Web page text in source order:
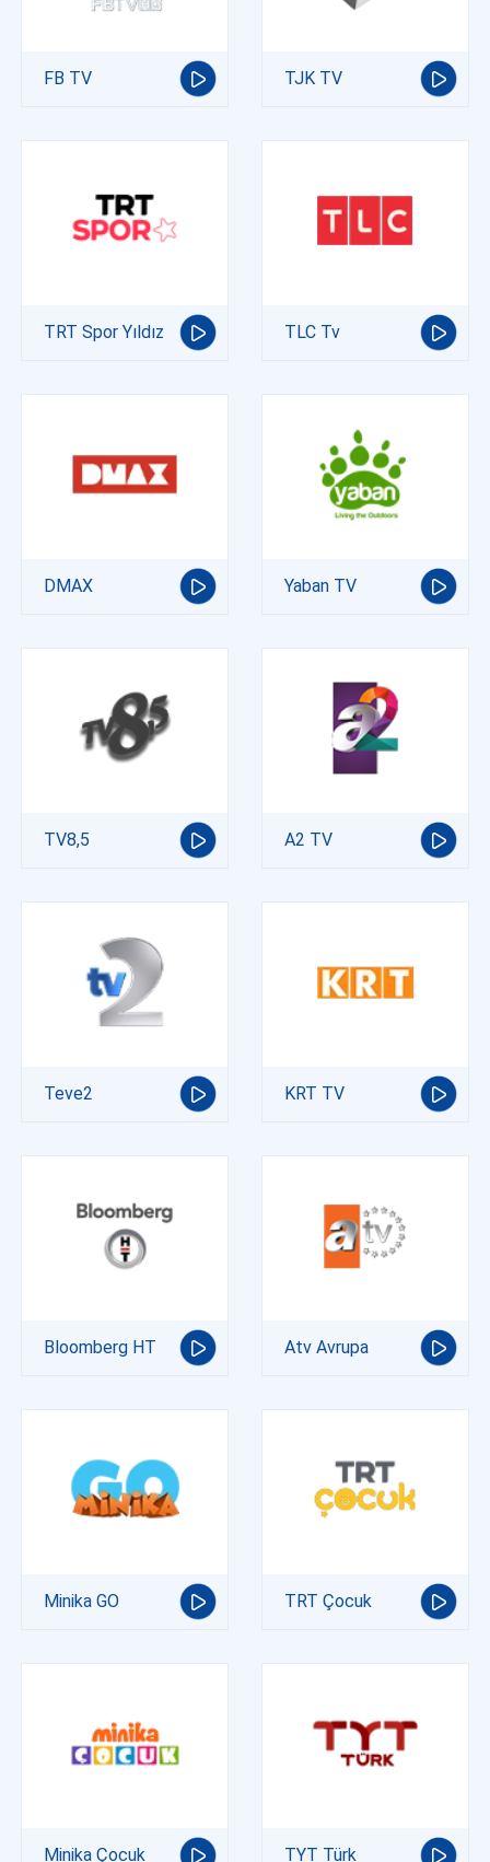
FB TV TJK TV
TRT Spor Yıldız TLC Tv
DMAX Yaban TV
TV8,5 A2 TV
Teve2 KRT TV
Bloomberg HT Atv Avrupa
Minika GO TRT Çocuk
Minika Çocuk TYT Türk